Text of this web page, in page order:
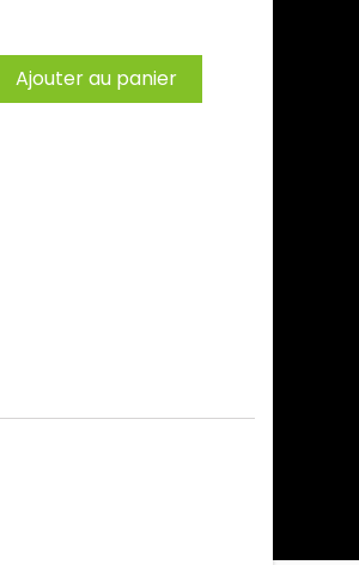
Ajouter au panier